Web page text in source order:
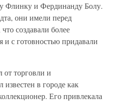
Флинку и Фердинанду Болу.
они имели перед
создавали более
и с готовностью придавали
торговли и
известен в городе как
Его привлекала